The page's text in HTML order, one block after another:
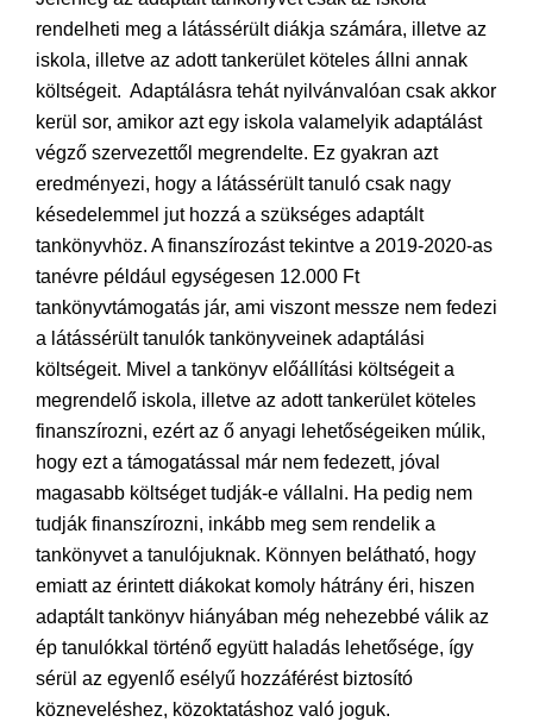
rendelheti meg a látássérült diákja számára, illetve az
iskola, illetve az adott tankerület köteles állni annak
költségeit. Adaptálásra tehát nyilvánvalóan csak akkor
kerül sor, amikor azt egy iskola valamelyik adaptálást
végző szervezettől megrendelte. Ez gyakran azt
eredményezi, hogy a látássérült tanuló csak nagy
késedelemmel jut hozzá a szükséges adaptált
tankönyvhöz. A finanszírozást tekintve a 2019-2020-as
tanévre például egységesen 12.000 Ft
tankönyvtámogatás jár, ami viszont messze nem fedezi
a látássérült tanulók tankönyveinek adaptálási
költségeit. Mivel a tankönyv előállítási költségeit a
megrendelő iskola, illetve az adott tankerület köteles
finanszírozni, ezért az ő anyagi lehetőségeiken múlik,
hogy ezt a támogatással már nem fedezett, jóval
magasabb költséget tudják-e vállalni. Ha pedig nem
tudják finanszírozni, inkább meg sem rendelik a
tankönyvet a tanulójuknak. Könnyen belátható, hogy
emiatt az érintett diákokat komoly hátrány éri, hiszen
adaptált tankönyv hiányában még nehezebbé válik az
ép tanulókkal történő együtt haladás lehetősége, így
sérül az egyenlő esélyű hozzáférést biztosító
közneveléshez, közoktatáshoz való joguk.